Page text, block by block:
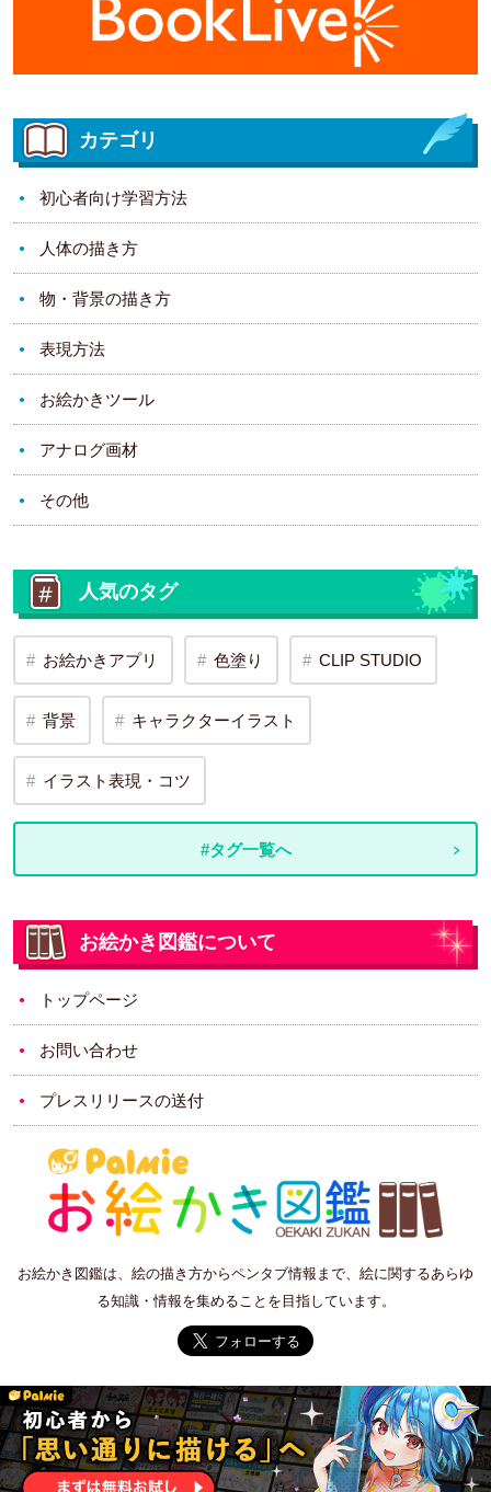
カテゴリ
初心者向け学習方法
人体の描き方
物・背景の描き方
表現方法
お絵かきツール
アナログ画材
その他
人気のタグ
お絵かきアプリ 色塗り CLIP STUDIO
背景 キャラクターイラスト
イラスト表現・コツ
#タグ一覧へ
お絵かき図鑑について
トップページ
お問い合わせ
プレスリリースの送付
お絵かき図鑑は、絵の描き方からペンタブ情報まで、絵に関するあらゆ
る知識・情報を集めることを目指しています。